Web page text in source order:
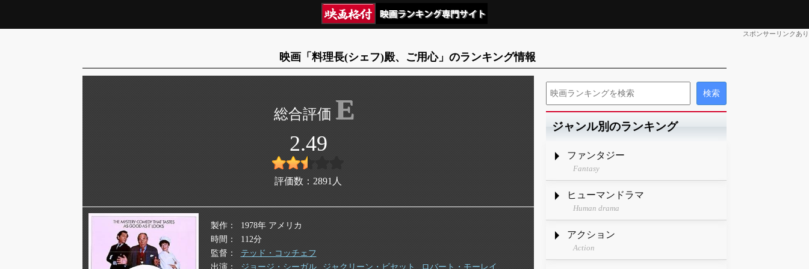
スポンサーリンクあり
映画「料理長(シェフ)殿、ご用心」のランキング情報
E
2.49
評価数： 2891 人
製作
1978年 アメリカ
時間
112分
監督
テッド・コッチェフ
出演
ジョージ・シーガル ジャクリーン・ビセット
ロバート・モーレイ
ジャンル別のランキング
ファンタジー
Fantasy
ヒューマンドラマ
Human drama
アクション
Action